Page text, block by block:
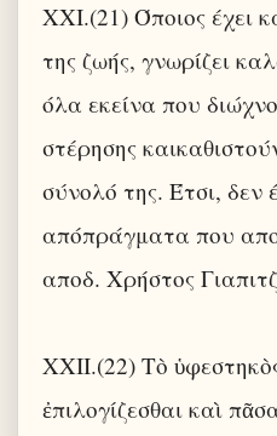
XXI.(21) Όποιος έχει
της ζωής, γνωρίζει
όλα εκείνα που
στέρησης
σύνολό της. Έτσι, δεν
απόπράγματα που
αποδ. Χρήστος
XXII.(22) Τὸ
ἐπιλογίζεσθαι καὶ